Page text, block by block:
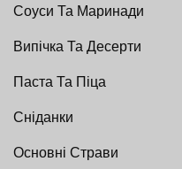
Соуси Та Маринади
Випічка Та Десерти
Паста Та Піца
Сніданки
Основні Страви